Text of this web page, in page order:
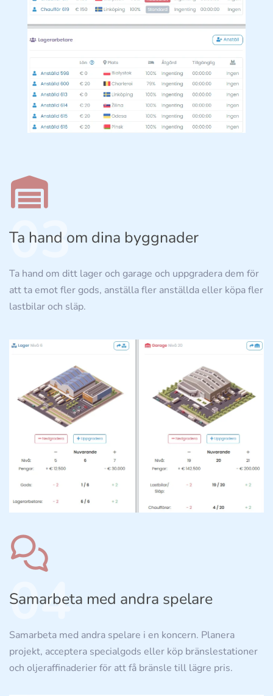
03
Ta hand om dina byggnader
Ta hand om ditt lager och garage och uppgradera dem för
att ta emot fler gods, anställa fler anställda eller köpa fler
lastbilar och släp.
04
Samarbeta med andra spelare
Samarbeta med andra spelare i en koncern. Planera
projekt, acceptera specialgods eller köp bränslestationer
och oljeraffinaderier för att få bränsle till lägre pris.